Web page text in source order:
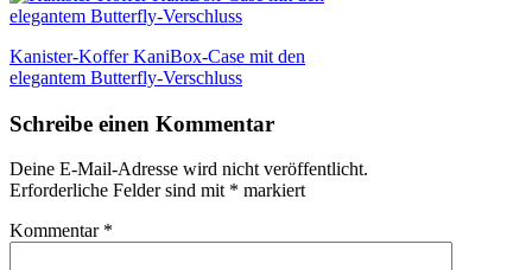
Beitragsnavigation
Kanister-Koffer KaniBox-Case mit den
elegantem Butterfly-Verschluss
Schreibe einen Kommentar
Deine E-Mail-Adresse wird nicht veröffentlicht.
Erforderliche Felder sind mit * markiert
Kommentar *